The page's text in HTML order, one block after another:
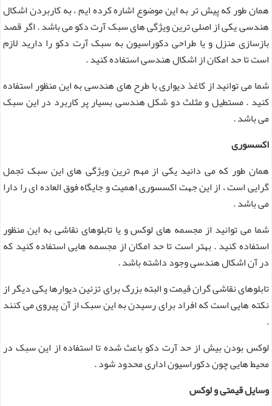
همان طور که پیش تر به این موضوع اشاره کرده ایم ، به کاربردن اشکال
هندسی یکی از اصلی ترین ویژگی های سبک آرت دکو می باشد . اگر قصد
بازسازی منزل و یا طراحی دکوراسیون به سبک آرت دکو را دارید لازم
است تا حد امکان از اشکال هندسی استفاده کنید .
شما می توانید از کاغذ دیواری با طرح های هندسی به این منظور استفاده
کنید . مستطیل و مثلث دو شکل هندسی بسیار پر کاربرد در این سبک
می باشد .
اکسسوری
همان طور که می دانید یکی از مهم ترین ویژگی های این سبک تجمل
گرایی است ، از این جهت اکسسوری اهمیت و جایگاه فوق العاده ای را دارا
می باشد .
شما می توانید از مجسمه های لوکس و یا تابلوهای نقاشی به این منظور
استفاده کنید . بهتر است تا حد امکان از مجسمه هایی استفاده کنید که
در آن اشکال هندسی وجود داشته باشد .
تابلوهای نقاشی گران قیمت و البته بزرگ برای تزئین دیوارها یکی دیگر از
نکته هایی است که افراد برای رسیدن به این سبک از آن پیروی می کنند
.
لوکس بودن بیش از حد آرت دکو باعث شده تا استفاده از این سبک در
محیط هایی چون دکوراسیون اداری محدود شود .
وسایل قیمتی و لوکس